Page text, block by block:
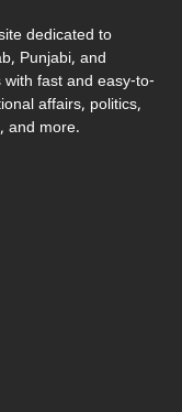
dedicated to
Punjabi, and
fast and easy-to-
affairs, politics,
and more.